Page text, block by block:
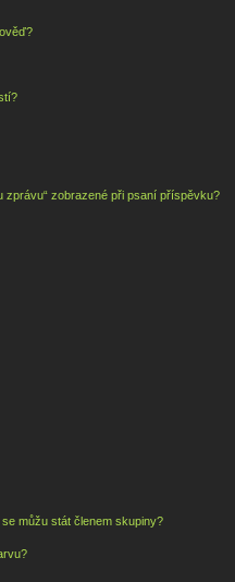
zprávu“ zobrazené při psaní příspěvku?
můžu stát členem skupiny?